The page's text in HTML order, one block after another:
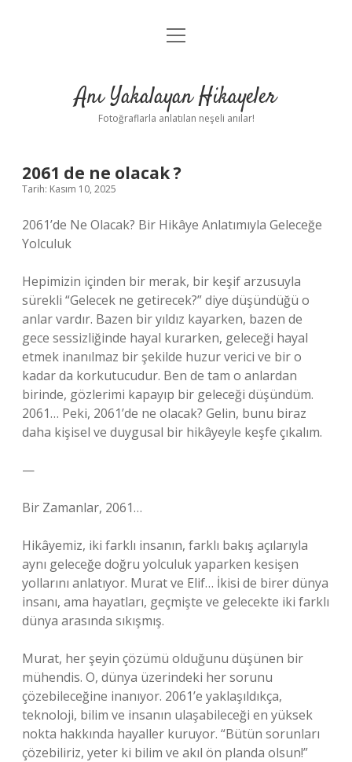
Anasayfa
Yasal Uyarı
menüyü
Anı Yakalayan Hikayeler
Fotoğraflarla anlatılan neşeli anılar!
2061 de ne olacak ?
Tarih: Kasım 10, 2025
2061’de Ne Olacak? Bir Hikâye Anlatımıyla Geleceğe
Yolculuk
Hepimizin içinden bir merak, bir keşif arzusuyla
sürekli “Gelecek ne getirecek?” diye düşündüğü o
anlar vardır. Bazen bir yıldız kayarken, bazen de
gece sessizliğinde hayal kurarken, geleceği hayal
etmek inanılmaz bir şekilde huzur verici ve bir o
kadar da korkutucudur. Ben de tam o anlardan
birinde, gözlerimi kapayıp bir geleceği düşündüm.
2061… Peki, 2061’de ne olacak? Gelin, bunu biraz
daha kişisel ve duygusal bir hikâyeyle keşfe çıkalım.
—
Bir Zamanlar, 2061…
Hikâyemiz, iki farklı insanın, farklı bakış açılarıyla
aynı geleceğe doğru yolculuk yaparken kesişen
yollarını anlatıyor. Murat ve Elif… İkisi de birer dünya
insanı, ama hayatları, geçmişte ve gelecekte iki farklı
dünya arasında sıkışmış.
Murat, her şeyin çözümü olduğunu düşünen bir
mühendis. O, dünya üzerindeki her sorunu
çözebileceğine inanıyor. 2061’e yaklaşıldıkça,
teknoloji, bilim ve insanın ulaşabileceği en yüksek
nokta hakkında hayaller kuruyor. “Bütün sorunları
çözebiliriz, yeter ki bilim ve akıl ön planda olsun!”